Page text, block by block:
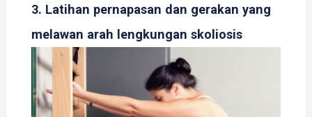
3. Latihan pernapasan dan gerakan yang
melawan arah lengkungan skoliosis